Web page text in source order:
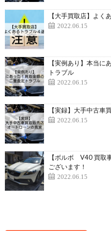
【大手買取店】よく
2022.06.15
【実例あり】本当に
トラブル
2022.06.15
【実録】大手中古車
2022.06.15
【ボルボ V40 買取
ございます！
2022.06.15